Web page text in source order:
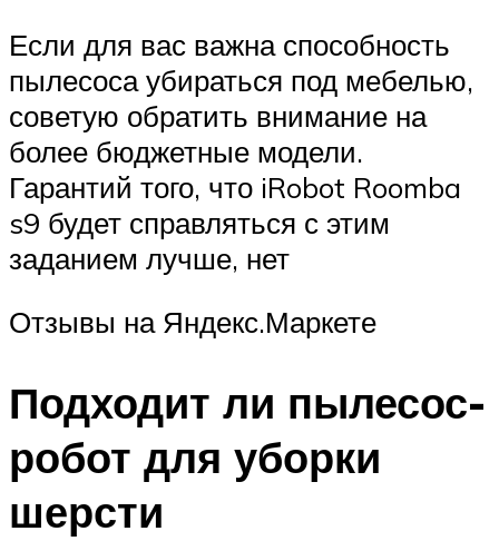
Если для вас важна способность
пылесоса убираться под мебелью,
советую обратить внимание на
более бюджетные модели.
Гарантий того, что iRobot Roomba
s9 будет справляться с этим
заданием лучше, нет
Отзывы на Яндекс.Маркете
Подходит ли пылесос-
робот для уборки
шерсти